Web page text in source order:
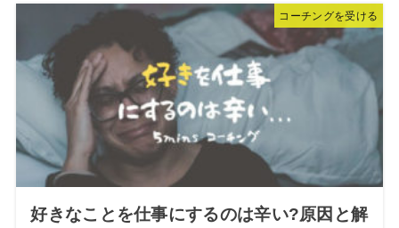
コーチングを受ける
好きなことを仕事にするのは辛い?原因と解